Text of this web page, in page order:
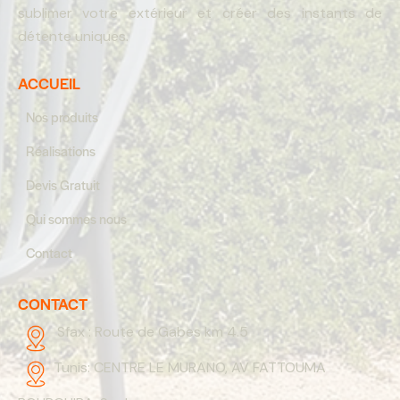
sublimer votre extérieur et créer des instants de
détente uniques.
ACCUEIL
Nos produits
Réalisations
Devis Gratuit
Qui sommes nous
Contact
CONTACT
Sfax : Route de Gabes km 4.5
Tunis:CENTRE LE MURANO, AV FATTOUMA